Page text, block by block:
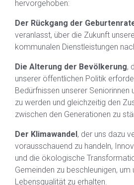
hervorgehoben:
Der Rückgang der
veranlasst, über die Zukunft
kommunalen Dienstleistungen
Die Alterung der Bevölkerung,
unserer öffentlichen Politik
Bedürfnissen unserer Seniorinnen
zu werden und gleichzeitig den
zwischen den Generationen zu
Der Klimawandel , der uns dazu
vorausschauend zu handeln,
und die ökologische
Gemeinden zu beschleunigen, um
Lebensqualität zu erhalten.